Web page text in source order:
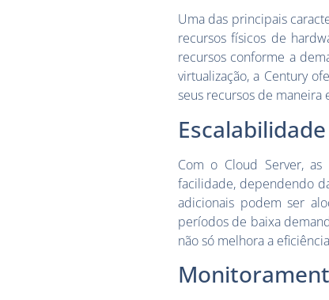
Uma das principais
recursos físicos de
recursos conforme a
virtualização, a Century
seus recursos de maneira
Com o Cloud Server,
facilidade, dependendo
adicionais podem ser
períodos de baixa
não só melhora a